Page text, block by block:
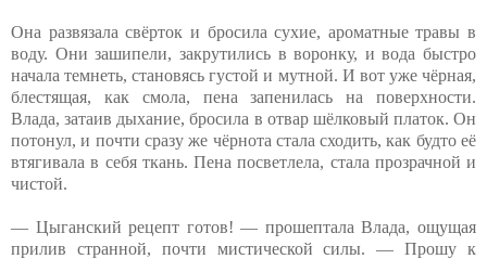
Она развязала свёрток и бросила сухие, ароматные травы в
воду. Они зашипели, закрутились в воронку, и вода быстро
начала темнеть, становясь густой и мутной. И вот уже чёрная,
блестящая, как смола, пена запенилась на поверхности.
Влада, затаив дыхание, бросила в отвар шёлковый платок. Он
потонул, и почти сразу же чёрнота стала сходить, как будто её
втягивала в себя ткань. Пена посветлела, стала прозрачной и
чистой.
— Цыганский рецепт готов! — прошептала Влада, ощущая
прилив странной, почти мистической силы. — Прошу к